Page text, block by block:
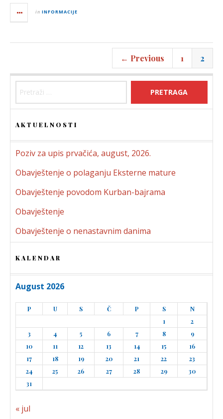
in INFORMACIJE
← Previous 1 2
AKTUELNOSTI
Poziv za upis prvačića, august, 2026.
Obavještenje o polaganju Eksterne mature
Obavještenje povodom Kurban-bajrama
Obavještenje
Obavještenje o nenastavnim danima
KALENDAR
August 2026
P U S Č P S
N
1
2
3
4 5 6 7 8
9
10
11 12 13 14 15
16
17
18 19 20 21 22
23
24
25 26 27 28 29
30
31
« jul